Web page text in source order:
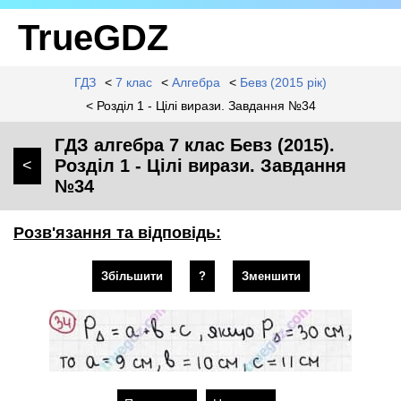
TrueGDZ
ГДЗ < 7 клас < Алгебра < Бевз (2015 рік)
< Розділ 1 - Цілі вирази. Завдання №34
<
ГДЗ алгебра 7 клас Бевз (2015).
Розділ 1 - Цілі вирази. Завдання
№34
Розв'язання та відповідь:
Збільшити ? Зменшити